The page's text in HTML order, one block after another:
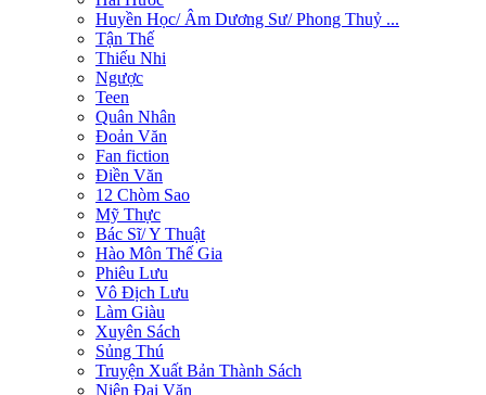
Huyền Học/ Âm Dương Sư/ Phong Thuỷ ...
Tận Thế
Thiếu Nhi
Ngược
Teen
Quân Nhân
Đoản Văn
Fan fiction
Điền Văn
12 Chòm Sao
Mỹ Thực
Bác Sĩ/ Y Thuật
Hào Môn Thế Gia
Phiêu Lưu
Vô Địch Lưu
Làm Giàu
Xuyên Sách
Sủng Thú
Truyện Xuất Bản Thành Sách
Niên Đại Văn